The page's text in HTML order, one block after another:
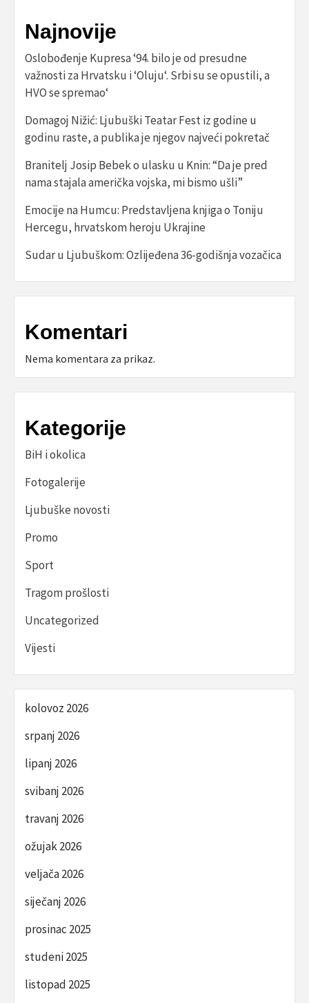
Najnovije
Oslobođenje Kupresa ‘94. bilo je od presudne
važnosti za Hrvatsku i ‘Oluju‘. Srbi su se opustili, a
HVO se spremao‘
Domagoj Nižić: Ljubuški Teatar Fest iz godine u
godinu raste, a publika je njegov najveći pokretač
Branitelj Josip Bebek o ulasku u Knin: “Da je pred
nama stajala američka vojska, mi bismo ušli”
Emocije na Humcu: Predstavljena knjiga o Toniju
Hercegu, hrvatskom heroju Ukrajine
Sudar u Ljubuškom: Ozlijeđena 36-godišnja vozačica
Komentari
Nema komentara za prikaz.
Kategorije
BiH i okolica
Fotogalerije
Ljubuške novosti
Promo
Sport
Tragom prošlosti
Uncategorized
Vijesti
kolovoz 2026
srpanj 2026
lipanj 2026
svibanj 2026
travanj 2026
ožujak 2026
veljača 2026
siječanj 2026
prosinac 2025
studeni 2025
listopad 2025